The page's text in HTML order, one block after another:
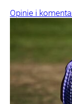
Opinie i